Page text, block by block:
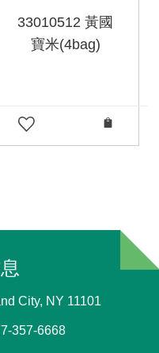
33010512 黃國
寶米(4bag)
City, NY 11101
357-6668